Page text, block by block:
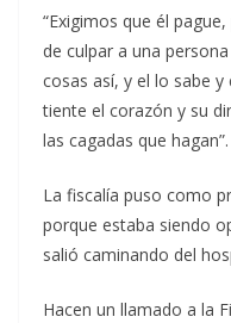
“Exigimos que él
de culpar a una
cosas así, y el lo sabe
tiente el corazón y su
las cagadas que hagan”.
La fiscalía puso como
porque estaba siendo
salió caminando del
Hacen un llamado a la